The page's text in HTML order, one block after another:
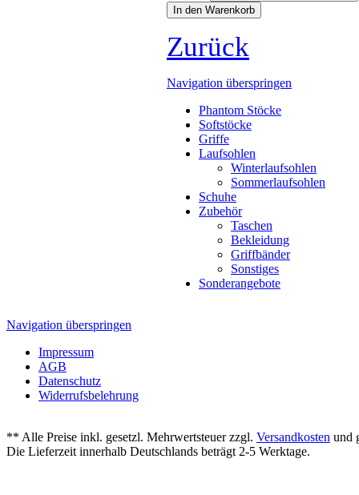
Zurück
Navigation überspringen
Phantom Stöcke
Softstöcke
Griffe
Laufsohlen
Winterlaufsohlen
Sommerlaufsohlen
Schuhe
Zubehör
Taschen
Bekleidung
Griffbänder
Sonstiges
Sonderangebote
Navigation überspringen
Impressum
AGB
Datenschutz
Widerrufsbelehrung
** Alle Preise inkl. gesetzl. Mehrwertsteuer zzgl. Versandkosten und
Die Lieferzeit innerhalb Deutschlands beträgt 2-5 Werktage.